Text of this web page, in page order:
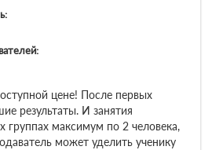
цене! После первых
результаты. И занятия
группах максимум по 2 человека,
может уделить ученику